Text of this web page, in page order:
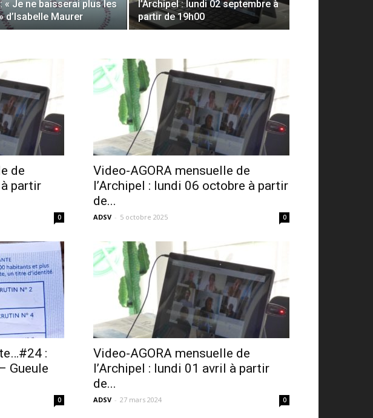
« Je ne baisserai plus les
d’Isabelle Maurer
l’Archipel : lundi 02 septembre à
partir de 19h00
de
partir
0
Video-AGORA mensuelle de
l’Archipel : lundi 06 octobre à partir
de...
ADSV - 5 octobre 2025 0
:
Gueule
0
Video-AGORA mensuelle de
l’Archipel : lundi 01 avril à partir
de...
ADSV - 27 mars 2024 0